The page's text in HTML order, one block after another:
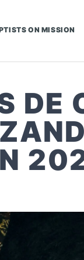
ON MISSION
DE